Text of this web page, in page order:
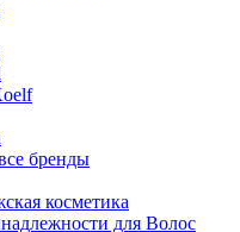
бренды
косметика
для Волос